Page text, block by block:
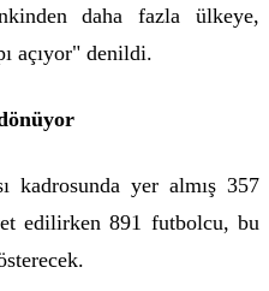
daha fazla ülkeye,
açıyor" denildi.
kadrosunda yer almış 357
edilirken 891 futbolcu, bu